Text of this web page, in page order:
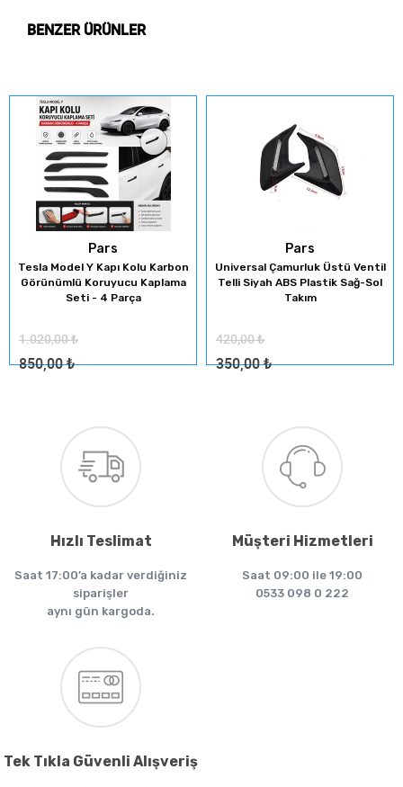
BENZER ÜRÜNLER
Pars
Tesla Model Y Kapı Kolu Karbon
Görünümlü Koruyucu Kaplama
Seti - 4 Parça
1.020,00₺
850,00₺
Pars
Universal Çamurluk Üstü Ventil
Telli Siyah ABS Plastik Sağ-Sol
Takım
420,00₺
350,00₺
Hızlı Teslimat
Saat 17:00’a kadar verdiğiniz
siparişler
aynı gün kargoda.
Müşteri Hizmetleri
Saat 09:00 ile 19:00
0533 098 0 222
Tek Tıkla Güvenli Alışveriş